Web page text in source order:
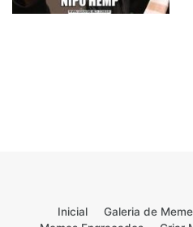
Inicial Galeria de